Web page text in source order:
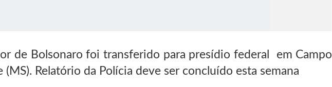
de Bolsonaro foi transferido para presídio federal em Campo
(MS). Relatório da Polícia deve ser concluído esta semana